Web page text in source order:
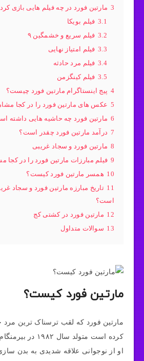
3 مارتین فورد در چه فیلم هایی بازی
3.1 فیلم بویکا
3.2 فیلم سریع و خشمگین ۹
3.3 فیلم امتیاز نهایی
3.4 فیلم مرد حادثه
3.5 فیلم کینگزمن
4 پیج اینستاگرام مارتین فورد چیست؟
5 عکس های مارتین فورد را در کجا
6 مارتین فورد چه حاشیه هایی داشته
7 درآمد مارتین فورد چقدر است؟
8 مارتین فورد و سجاد غریبی
9 فیلم مبارزات مارتین فورد را در کجا
10 همسر مارتین فورد کیست؟
11 تاریخ مبارزه مارتین فورد و سجاد
است؟
12 مارتین فورد در کشتی کج
13 سوالات متداول
مارتین فورد کیست؟
مارتین فورد که لقب ترسناک ترین مرد
کرده است متولد
او از نوجوانی علاقه شدیدی به بدن